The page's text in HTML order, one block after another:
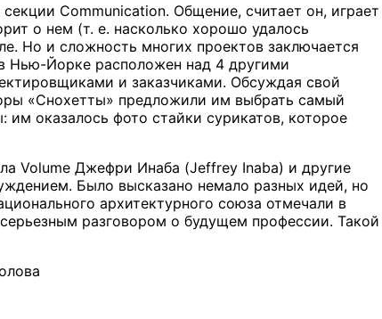
Communication. Общение, считает он, играет
о нем (т. е. насколько хорошо удалось
Но и сложность многих проектов заключается
Нью-Йорке расположен над 4 другими
и заказчиками. Обсуждая свой
«Снохетты» предложили им выбрать самый
оказалось фото стайки сурикатов, которое
Volume Джефри Инаба (Jeffrey Inaba) и другие
Было высказано немало разных идей, но
архитектурного союза отмечали в
разговором о будущем профессии. Такой